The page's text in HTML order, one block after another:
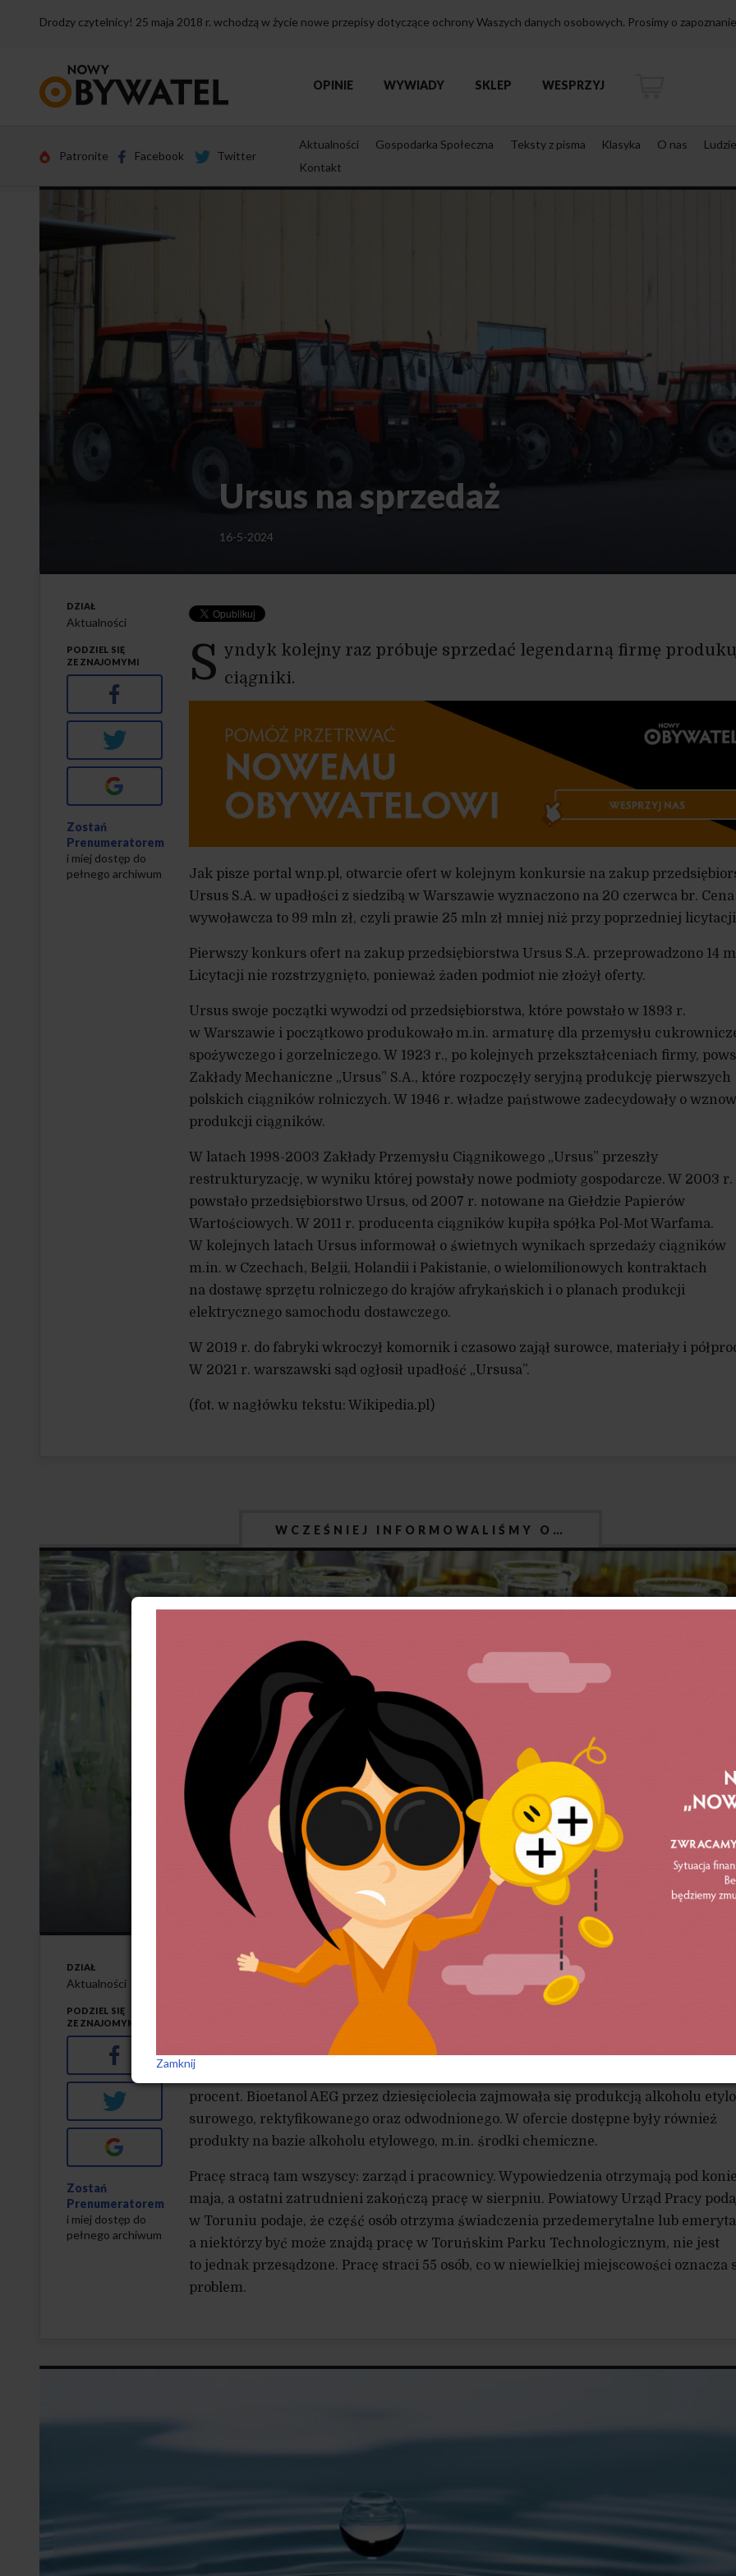
Drodzy czytelnicy! 25 maja 2018 r. wchodzą w życie nowe przepisy dotyczące ochrony Waszych danych osobowych. Prosimy o
strony
OPINIE WYWIADY SKLEP WESPRZYJ
Patronite Facebook Twitter
Aktualności Gospodarka Społeczna Teksty z pisma Klasyka O nas
Ludzie
Kontakt
Ursus na sprzedaż
16-5-2024
S yndyk kolejny raz próbuje sprzedać legendarną firmę
ciągniki.
Jak pisze portal wnp.pl, otwarcie ofert w kolejnym konkursie na zakup
Ursus S.A. w upadłości z siedzibą w Warszawie wyznaczono na 20 czerwca br. Cena
wywoławcza to 99 mln zł, czyli prawie 25 mln zł mniej niż przy poprzedniej
Pierwszy konkurs ofert na zakup przedsiębiorstwa Ursus S.A. przeprowadzono 14
Licytacji nie rozstrzygnięto, ponieważ żaden podmiot nie złożył oferty.
Ursus swoje początki wywodzi od przedsiębiorstwa, które powstało w 1893 r.
w Warszawie i początkowo produkowało m.in. armaturę dla przemysłu
spożywczego i gorzelniczego. W 1923 r., po kolejnych przekształceniach firmy,
Zakłady Mechaniczne „Ursus” S.A., które rozpoczęły seryjną produkcję pierwszych
polskich ciągników rolniczych. W 1946 r. władze państwowe zadecydowały o
produkcji ciągników.
W latach 1998-2003 Zakłady Przemysłu Ciągnikowego „Ursus” przeszły
restrukturyzację, w wyniku której powstały nowe podmioty gospodarcze. W 2003 r.
powstało przedsiębiorstwo Ursus, od 2007 r. notowane na Giełdzie Papierów
Wartościowych. W 2011 r. producenta ciągników kupiła spółka Pol-Mot Warfama.
W kolejnych latach Ursus informował o świetnych wynikach sprzedaży ciągników
m.in. w Czechach, Belgii, Holandii i Pakistanie, o wielomilionowych kontraktach
na dostawę sprzętu rolniczego do krajów afrykańskich i o planach produkcji
elektrycznego samochodu dostawczego.
W 2019 r. do fabryki wkroczył komornik i czasowo zajął surowce, materiały i
W 2021 r. warszawski sąd ogłosił upadłość „Ursusa”.
(fot. w nagłówku tekstu: Wikipedia.pl)
DZIAŁ
Aktualności
PODZIEL SIĘ
ZE ZNAJOMYMI
Facebook
Twitter
Zostań
Prenumeratorem
i miej dostęp do
pełnego archiwum
WCZEŚNIEJ INFORMOWALIŚMY O…
Znowu likwidacja
14-5-2024
Chełmży zakończy działalność firma Bioetanol AEG,
która istnieje od 1947 roku.
Jak informuje portal salon24.pl, firma długo dobrze dawała sobie radę na rynku,
procent. Bioetanol AEG przez dziesięciolecia zajmowała się produkcją alkoholu
surowego, rektyfikowanego oraz odwodnionego. W ofercie dostępne były również
produkty na bazie alkoholu etylowego, m.in. środki chemiczne.
Pracę stracą tam wszyscy: zarząd i pracownicy. Wypowiedzenia otrzymają pod
maja, a ostatni zatrudnieni zakończą pracę w sierpniu. Powiatowy Urząd Pracy
w Toruniu podaje, że część osób otrzyma świadczenia przedemerytalne lub
a niektórzy być może znajdą pracę w Toruńskim Parku Technologicznym, nie jest
to jednak przesądzone. Pracę straci 55 osób, co w niewielkiej miejscowości oznacza
problem.
DZIAŁ
Aktualności
PODZIEL SIĘ
ZE ZNAJOMYMI
Facebook
Twitter
Zostań
Prenumeratorem
i miej dostęp do
pełnego archiwum
Zamknij